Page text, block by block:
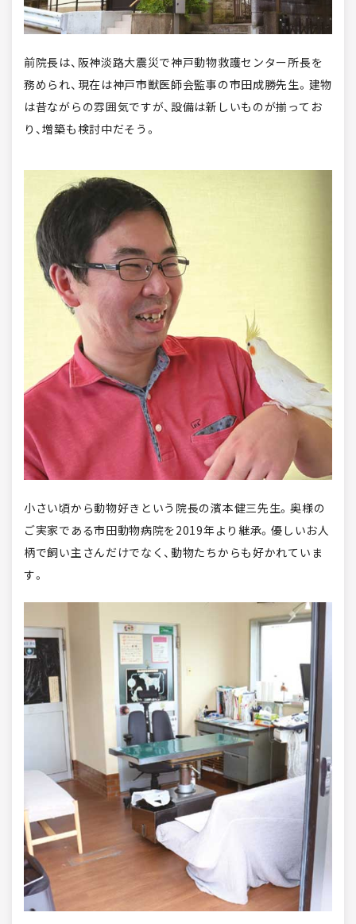
前院長は、阪神淡路大震災で神戸動物救護センター所長を
務められ、現在は神戸市獣医師会監事の市田成勝先生。建物
は昔ながらの雰囲気ですが、設備は新しいものが揃ってお
り、増築も検討中だそう。
小さい頃から動物好きという院長の濱本健三先生。奥様の
ご実家である市田動物病院を2019年より継承。優しいお人
柄で飼い主さんだけでなく、動物たちからも好かれていま
す。